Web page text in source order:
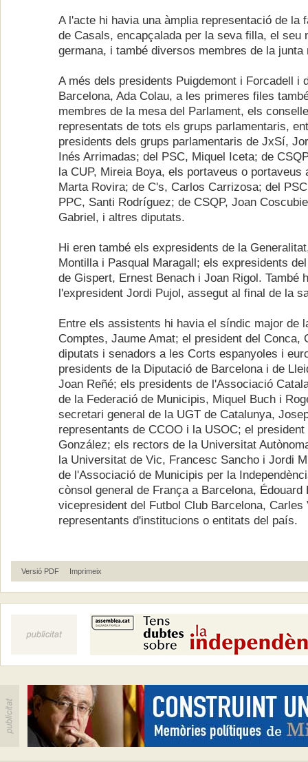
A l'acte hi havia una àmplia representació de la
de Casals, encapçalada per la seva filla, el seu
germana, i també diversos membres de la junta
A més dels presidents Puigdemont i Forcadell i
Barcelona, Ada Colau, a les primeres files
membres de la mesa del Parlament, els
representats de tots els grups parlamentaris,
presidents dels grups parlamentaris de JxSí,
Inés Arrimadas; del PSC, Miquel Iceta; de
la CUP, Mireia Boya, els portaveus o portaveus
Marta Rovira; de C's, Carlos Carrizosa; del
PPC, Santi Rodríguez; de CSQP, Joan
Gabriel, i altres diputats.
Hi eren també els expresidents de la
Montilla i Pasqual Maragall; els expresidents
de Gispert, Ernest Benach i Joan Rigol. També
l'expresident Jordi Pujol, assegut al final de la
Entre els assistents hi havia el síndic major de
Comptes, Jaume Amat; el president del Conca,
diputats i senadors a les Corts espanyoles i
presidents de la Diputació de Barcelona i de
Joan Reñé; els presidents de l'Associació
de la Federació de Municipis, Miquel Buch i
secretari general de la UGT de Catalunya,
representants de CCOO i la USOC; el
González; els rectors de la Universitat
la Universitat de Vic, Francesc Sancho i Jordi
de l'Associació de Municipis per la
cònsol general de França a Barcelona, Édouard
vicepresident del Futbol Club Barcelona,
representants d'institucions o entitats del país.
Versió PDF Imprimeix